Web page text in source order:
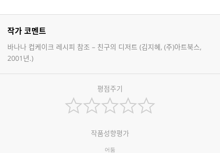
작가 코멘트
바나나 컵케이크 레시피 참조 – 친구의 디저트 (김지혜, (주)아트북스,
2001년.)
평점주기
작품성향평가
어둠